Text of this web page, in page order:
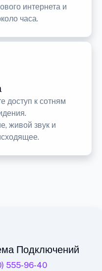
интернета и
часа.
доступ к сотням
живой звук и
Подключений
555-96-40